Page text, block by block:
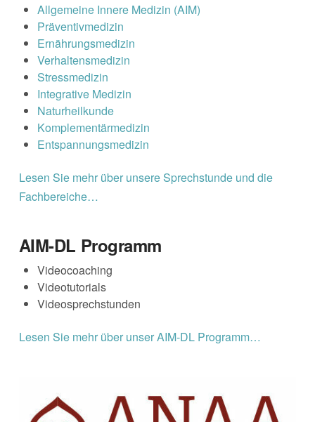
Allgemeine Innere Medizin (AIM)
Präventivmedizin
Ernährungsmedizin
Verhaltensmedizin
Stressmedizin
Integrative Medizin
Naturheilkunde
Komplementärmedizin
Entspannungsmedizin
Lesen Sie mehr über unsere Sprechstunde und die
Fachbereiche…
AIM-DL Programm
Videocoaching
Videotutorials
Videosprechstunden
Lesen Sie mehr über unser AIM-DL Programm…